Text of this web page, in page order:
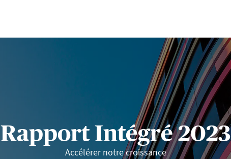
Rapport Intégré 2023
Accélérer notre croissance